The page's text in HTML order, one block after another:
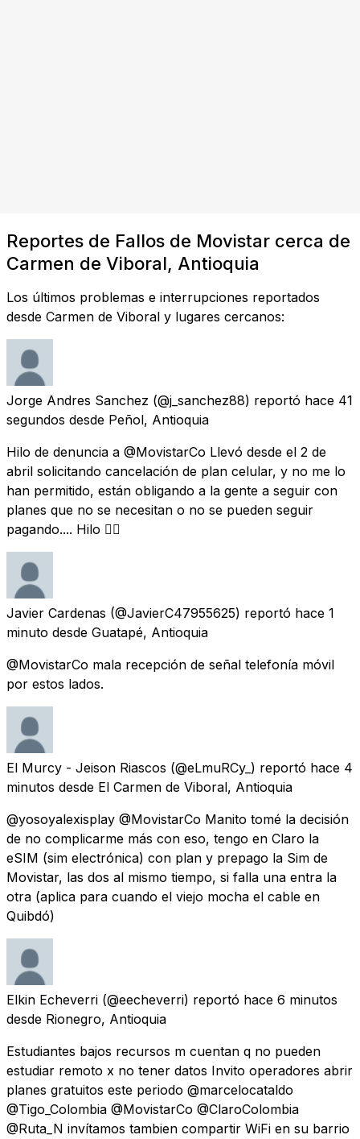
Reportes de Fallos de Movistar cerca de
Carmen de Viboral, Antioquia
Los últimos problemas e interrupciones reportados
desde Carmen de Viboral y lugares cercanos:
Jorge Andres Sanchez (@j_sanchez88) reportó hace 41
segundos desde Peñol, Antioquia
Hilo de denuncia a @MovistarCo Llevó desde el 2 de
abril solicitando cancelación de plan celular, y no me lo
han permitido, están obligando a la gente a seguir con
planes que no se necesitan o no se pueden seguir
pagando.... Hilo 👇🏻
Javier Cardenas (@JavierC47955625) reportó hace 1
minuto desde Guatapé, Antioquia
@MovistarCo mala recepción de señal telefonía móvil
por estos lados.
El Murcy - Jeison Riascos (@eLmuRCy_) reportó hace 4
minutos desde El Carmen de Viboral, Antioquia
@yosoyalexisplay @MovistarCo Manito tomé la decisión
de no complicarme más con eso, tengo en Claro la
eSIM (sim electrónica) con plan y prepago la Sim de
Movistar, las dos al mismo tiempo, si falla una entra la
otra (aplica para cuando el viejo mocha el cable en
Quibdó)
Elkin Echeverri (@eecheverri) reportó hace 6 minutos
desde Rionegro, Antioquia
Estudiantes bajos recursos m cuentan q no pueden
estudiar remoto x no tener datos Invito operadores abrir
planes gratuitos este periodo @marcelocataldo
@Tigo_Colombia @MovistarCo @ClaroColombia
@Ruta_N invítamos tambien compartir WiFi en su barrio